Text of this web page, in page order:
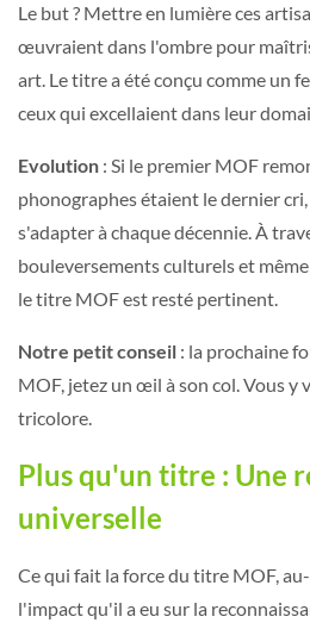
Le but ? Mettre en lumière ces
œuvraient dans l'ombre pour
art. Le titre a été conçu comme un
ceux qui excellaient dans leur
Evolution : Si le premier MOF
phonographes étaient le dernier
s'adapter à chaque décennie. À
bouleversements culturels et
le titre MOF est resté pertinent.
Notre petit conseil : la prochaine
MOF, jetez un œil à son col. Vous y
tricolore.
Plus qu'un titre : Une
universelle
Ce qui fait la force du titre MOF,
l'impact qu'il a eu sur la